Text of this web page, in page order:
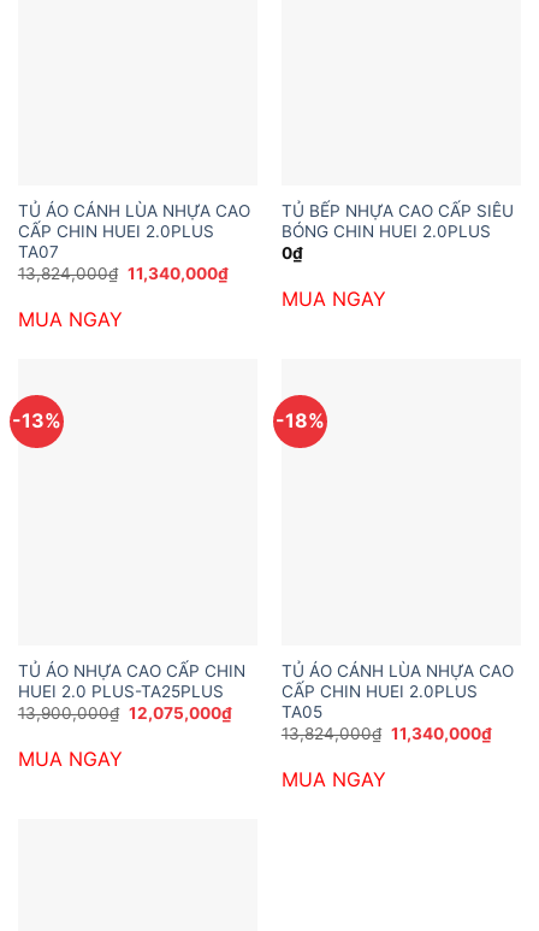
TỦ ÁO CÁNH LÙA NHỰA CAO
CẤP CHIN HUEI 2.0PLUS
TA07
13,824,000₫ Giá
gốc
11,340,000₫Giá
hiện
MUA NGAY
TỦ BẾP NHỰA CAO CẤP SIÊU
BÓNG CHIN HUEI 2.0PLUS
0₫
MUA NGAY
-13%
TỦ ÁO NHỰA CAO CẤP CHIN
HUEI 2.0 PLUS-TA25PLUS
13,900,000₫ Giá
gốc
12,075,000₫Giá
hiện
12,075,000₫.
MUA NGAY
-18%
TỦ ÁO CÁNH LÙA NHỰA CAO
CẤP CHIN HUEI 2.0PLUS
TA05
13,824,000₫ Giá
gốc
11,340,000₫Giá
hiện
MUA NGAY